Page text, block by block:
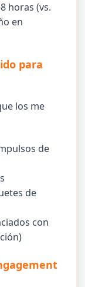
horas (vs.
en
para
los me
de
de
con